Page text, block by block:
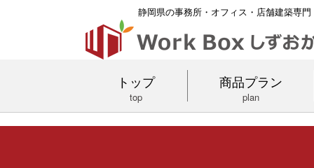
静岡県の事務所・オフィス・店舗建築専門
トップ
top
商品プラン
plan